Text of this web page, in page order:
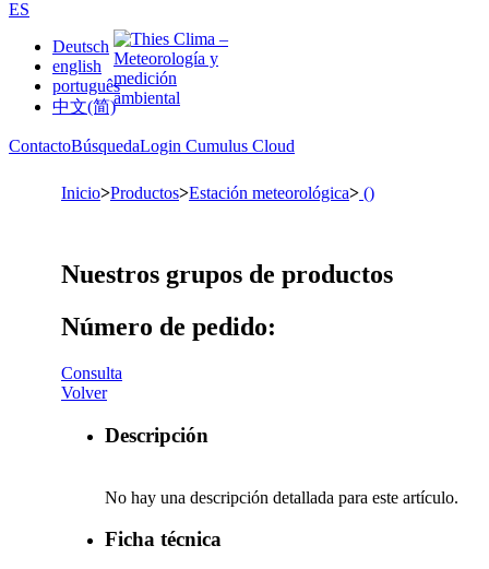
ES
Deutsch
english
português
中文(简)
ContactoBúsquedaLogin Cumulus Cloud
Inicio>Productos>Estación meteorológica> ()
Nuestros grupos de productos
Número de pedido:
Consulta
Volver
Descripción
No hay una descripción detallada para este artículo.
Ficha técnica